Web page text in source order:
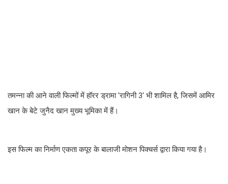
तमन्ना की आने वाली फिल्मों में हॉरर ड्रामा 'रागिनी 3' भी शामिल है, जिसमें आमिर
खान के बेटे जुनैद खान मुख्य भूमिका में हैं।
इस फिल्म का निर्माण एकता कपूर के बालाजी मोशन पिक्चर्स द्वारा किया गया है।